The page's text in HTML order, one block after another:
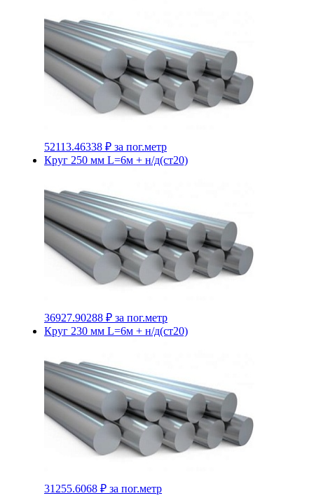
52113.46338 ₽ за пог.метр
Круг 250 мм L=6м + н/д(ст20)
36927.90288 ₽ за пог.метр
Круг 230 мм L=6м + н/д(ст20)
31255.6068 ₽ за пог.метр